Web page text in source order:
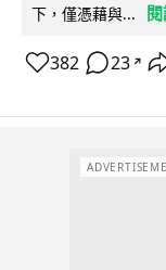
下，僅憑藉與...
382 23 ↗